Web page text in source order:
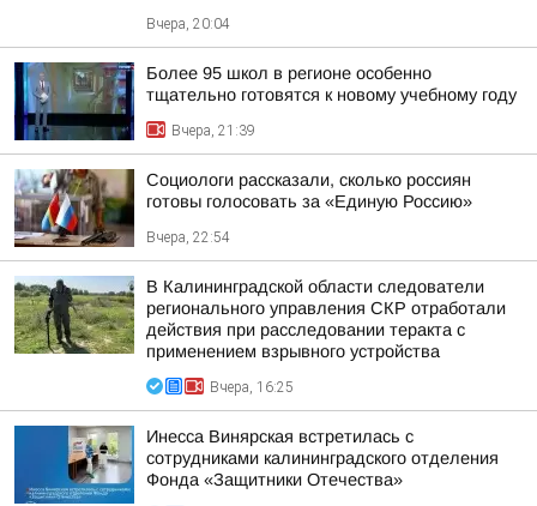
Вчера, 20:04
Более 95 школ в регионе особенно
тщательно готовятся к новому учебному году
Вчера, 21:39
Социологи рассказали, сколько россиян
готовы голосовать за «Единую Россию»
Вчера, 22:54
В Калининградской области следователи
регионального управления СКР отработали
действия при расследовании теракта с
применением взрывного устройства
Вчера, 16:25
Инесса Винярская встретилась с
сотрудниками калининградского отделения
Фонда «Защитники Отечества»